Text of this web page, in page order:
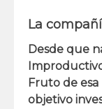
La
Desde que
Fruto de
objetivo